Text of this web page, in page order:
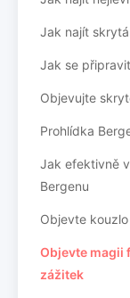
Jak najít
Jak se
Objevujte
Prohlídka
Jak efektivně
Bergenu
Objevte
Objevte magii
zážitek